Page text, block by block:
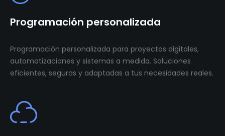
Programación personalizada
Programación personalizada para proyectos digitales,
automatizaciones y sistemas a medida. Soluciones
eficientes, seguras y adaptadas a tus necesidades reales.